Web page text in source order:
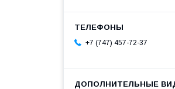
+7 (747) 457-72-37